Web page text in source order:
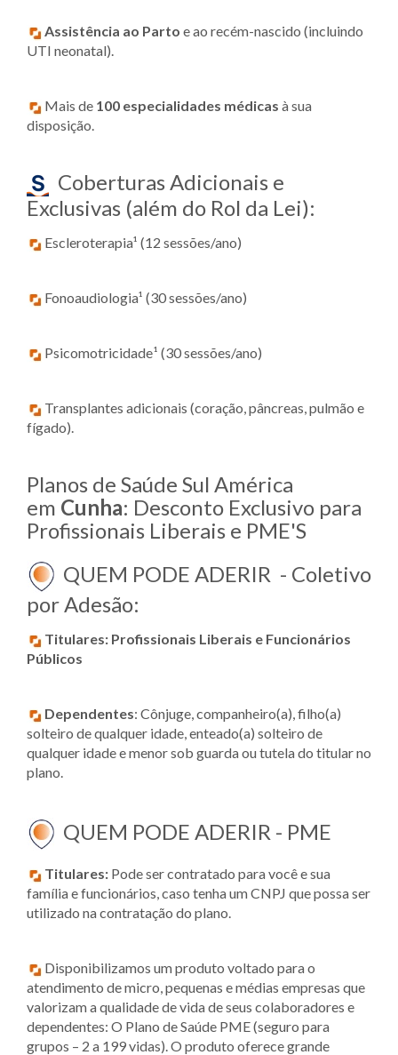
Assistência ao Parto e ao recém-nascido (incluindo
UTI neonatal).
Mais de 100 especialidades médicas à sua
disposição.
Coberturas Adicionais e
Exclusivas (além do Rol da Lei):
Escleroterapia¹ (12 sessões/ano)
Fonoaudiologia¹ (30 sessões/ano)
Psicomotricidade¹ (30 sessões/ano)
Transplantes adicionais (coração, pâncreas, pulmão e
fígado).
Planos de Saúde Sul América
em Cunha: Desconto Exclusivo para
Profissionais Liberais e PME'S
QUEM PODE ADERIR - Coletivo
por Adesão:
Titulares: Profissionais Liberais e Funcionários
Públicos
Dependentes: Cônjuge, companheiro(a), filho(a)
solteiro de qualquer idade, enteado(a) solteiro de
qualquer idade e menor sob guarda ou tutela do titular no
plano.
QUEM PODE ADERIR - PME
Titulares: Pode ser contratado para você e sua
família e funcionários, caso tenha um CNPJ que possa ser
utilizado na contratação do plano.
Disponibilizamos um produto voltado para o
atendimento de micro, pequenas e médias empresas que
valorizam a qualidade de vida de seus colaboradores e
dependentes: O Plano de Saúde PME (seguro para
grupos – 2 a 199 vidas). O produto oferece grande